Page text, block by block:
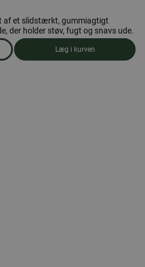
et slidstærkt, gummiagtigt
der holder støv, fugt og snavs ude.
medium
Læg i kurven